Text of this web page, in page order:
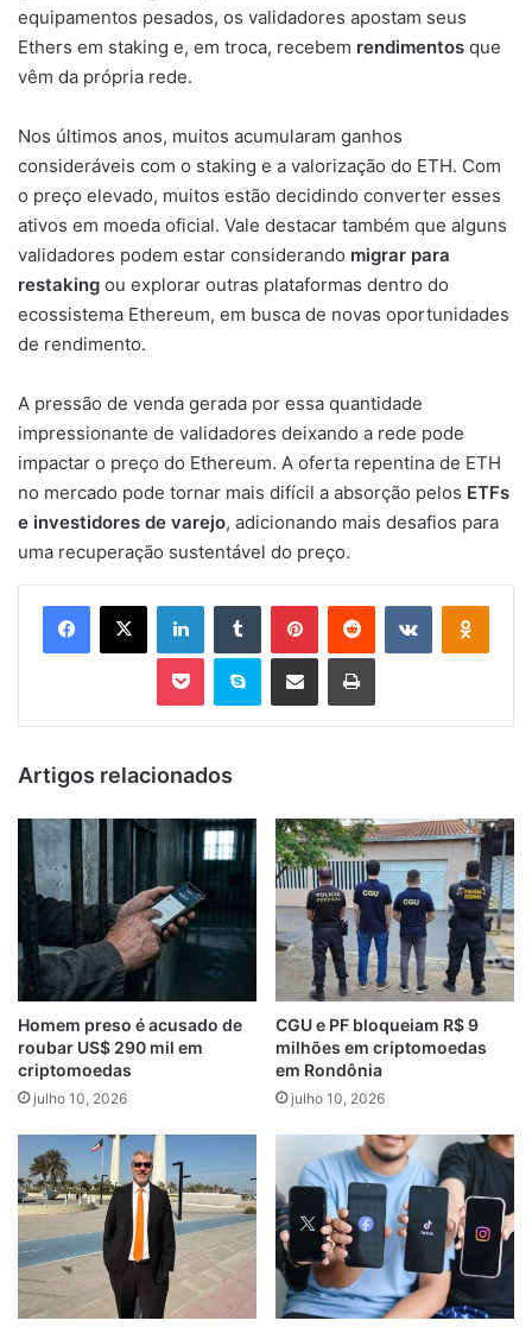
equipamentos pesados, os validadores apostam seus
Ethers em staking e, em troca, recebem rendimentos que
vêm da própria rede.
Nos últimos anos, muitos acumularam ganhos
consideráveis com o staking e a valorização do ETH. Com
o preço elevado, muitos estão decidindo converter esses
ativos em moeda oficial. Vale destacar também que alguns
validadores podem estar considerando migrar para
restaking ou explorar outras plataformas dentro do
ecossistema Ethereum, em busca de novas oportunidades
de rendimento.
A pressão de venda gerada por essa quantidade
impressionante de validadores deixando a rede pode
impactar o preço do Ethereum. A oferta repentina de ETH
no mercado pode tornar mais difícil a absorção pelos ETFs
e investidores de varejo, adicionando mais desafios para
uma recuperação sustentável do preço.
Facebook
X LinkedinTumblr PinterestReddit VK OK
Pocket Skype Compartilhar via e-mail Imprimir
Artigos relacionados
Homem preso é acusado de
roubar US$ 290 mil em
criptomoedas
julho 10, 2026
CGU e PF bloqueiam R$ 9
milhões em criptomoedas
em Rondônia
julho 10, 2026